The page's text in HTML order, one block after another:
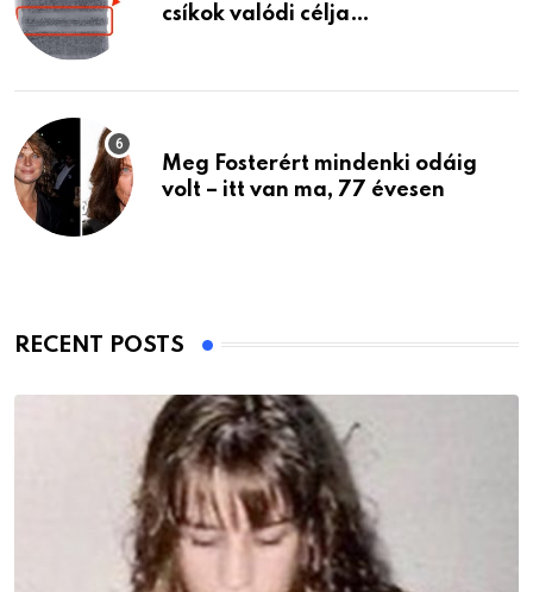
csíkok valódi célja…
Meg Fosterért mindenki odáig
volt – itt van ma, 77 évesen
RECENT POSTS